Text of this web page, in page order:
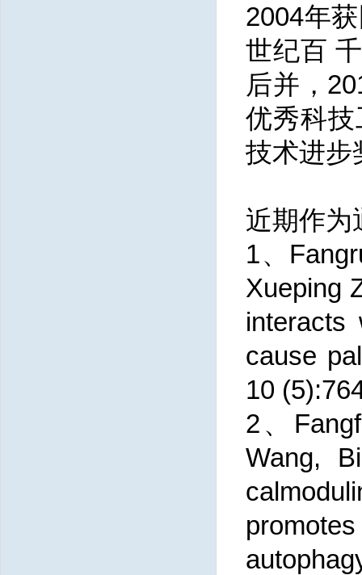
2004年
世纪百
后并，
优秀科
技术进步
近期作为
1、
Xueping
interacts
cause
10
2、
Wang,